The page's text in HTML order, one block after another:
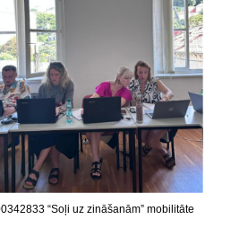
“Soļi uz zināšanām” mobilitāte